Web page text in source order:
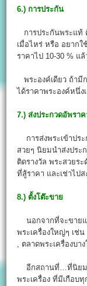
6.) การประกัน
การประกันพระแท้
เมื่อไหร่ หรือ อยาก
ราคาไป 10-30 % แ
พระองค์เดียว ถ้ามี
ได้ราคาพระองค์หนึ่ง
7.)ส่งประกวดอัพราค
การส่งพระเข้าประ
สวยๆ นิยมนำส่งประ
ติดรางวัล พระสวยร
ที่สู้ราคา และเช่าไปส
8.) ตั้งโต๊ะขาย
นอกจากที่จะขายแ
พระเครื่องใหญ่ๆ เช่น
, ตลาดพระเครื่องบ
อีกสถานที่…ที่นิยมไ
พระเครื่อง ที่มีเกือบ